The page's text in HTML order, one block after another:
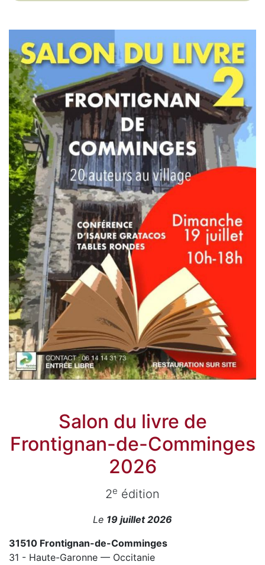
Salon du livre de
Frontignan-de-Comminges
2026
2e édition
Le 19 juillet 2026
31510 Frontignan-de-Comminges
31 - Haute-Garonne — Occitanie